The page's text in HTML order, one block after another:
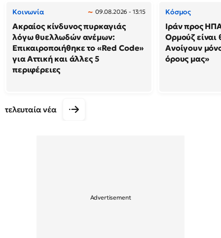
Κοινωνία 09.08.2026 - 13:15
Ακραίος κίνδυνος πυρκαγιάς
λόγω θυελλωδών ανέμων:
Επικαιροποιήθηκε το «Red Code»
για Αττική και άλλες 5
περιφέρειες
Κόσμος
Ιράν προς
Ορμούζ είναι
Ανοίγουν
όρους μας»
τελευταία νέα